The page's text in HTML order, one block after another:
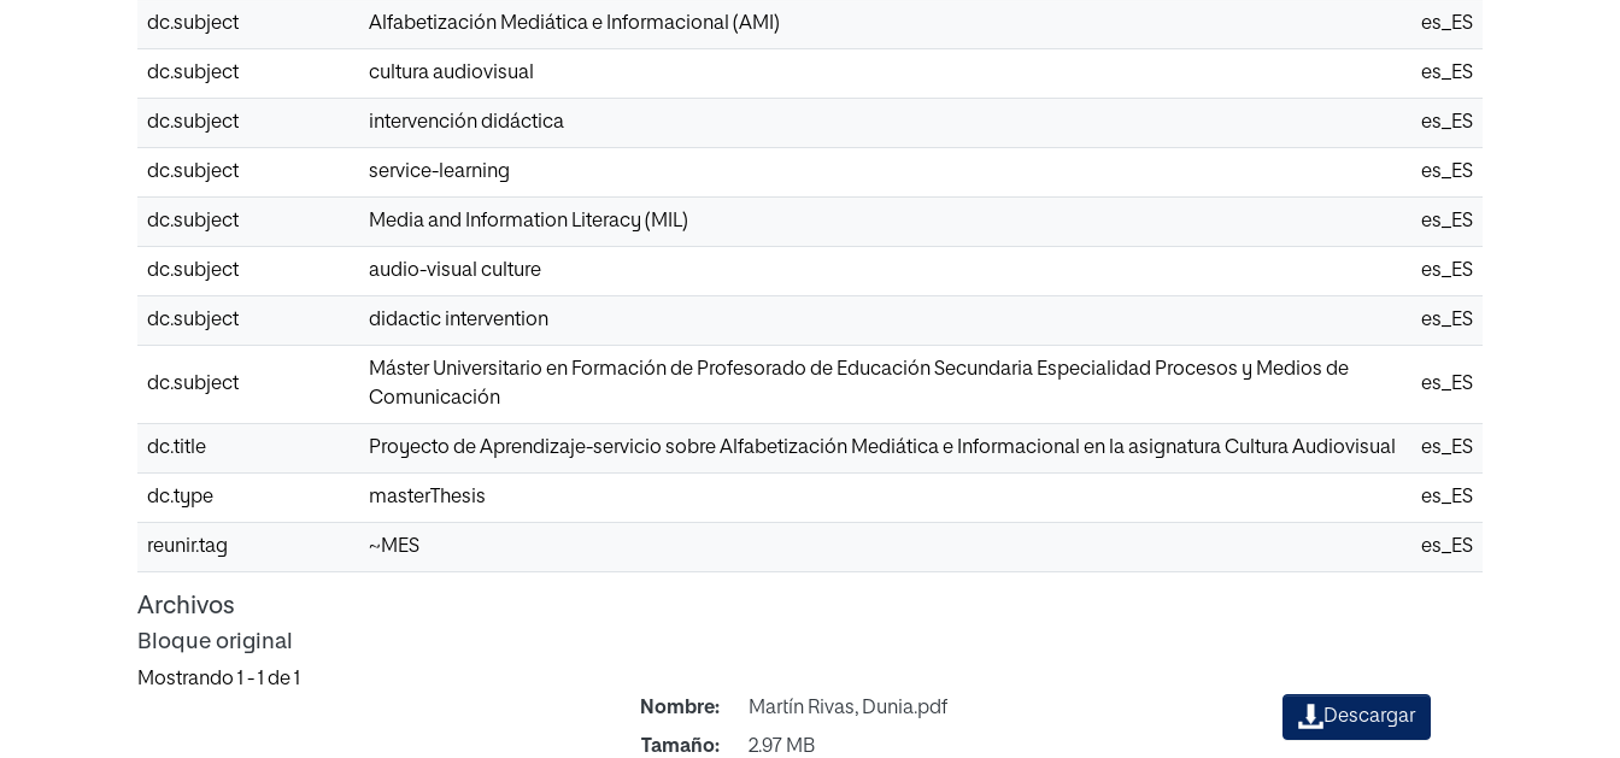
dc.subject Alfabetización Mediática e Informacional (AMI) es_ES
dc.subject cultura audiovisual es_ES
dc.subject intervención didáctica es_ES
dc.subject service-learning es_ES
dc.subject Media and Information Literacy (MIL) es_ES
dc.subject audio-visual culture es_ES
dc.subject didactic intervention es_ES
dc.subject
Máster Universitario en Formación de Profesorado de Educación Secundaria Especialidad Procesos y Medios de
Comunicación
es_ES
dc.title Proyecto de Aprendizaje-servicio sobre Alfabetización Mediática e Informacional en la asignatura Cultura Audiovisual es_ES
dc.type masterThesis es_ES
reunir.tag ~MES es_ES
Archivos
Bloque original
Mostrando 1 - 1 de 1
Nombre:
Martín Rivas, Dunia.pdf
Tamaño:
2.97 MB
Descargar